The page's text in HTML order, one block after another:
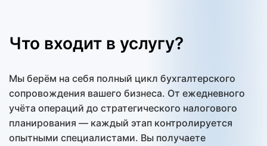
Что входит в услугу?
Мы берём на себя полный цикл бухгалтерского
сопровождения вашего бизнеса. От ежедневного
учёта операций до стратегического налогового
планирования — каждый этап контролируется
опытными специалистами. Вы получаете